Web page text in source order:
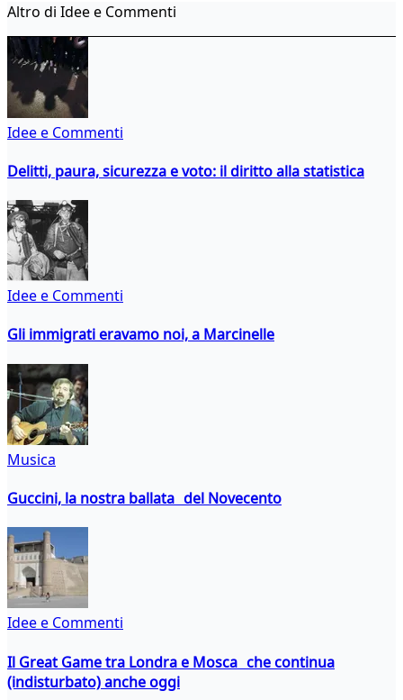
Altro di Idee e Commenti
Idee e Commenti
Delitti, paura, sicurezza e voto: il diritto alla statistica
Idee e Commenti
Gli immigrati eravamo noi, a Marcinelle
Musica
Guccini, la nostra ballata del Novecento
Idee e Commenti
Il Great Game tra Londra e Mosca che continua
(indisturbato) anche oggi